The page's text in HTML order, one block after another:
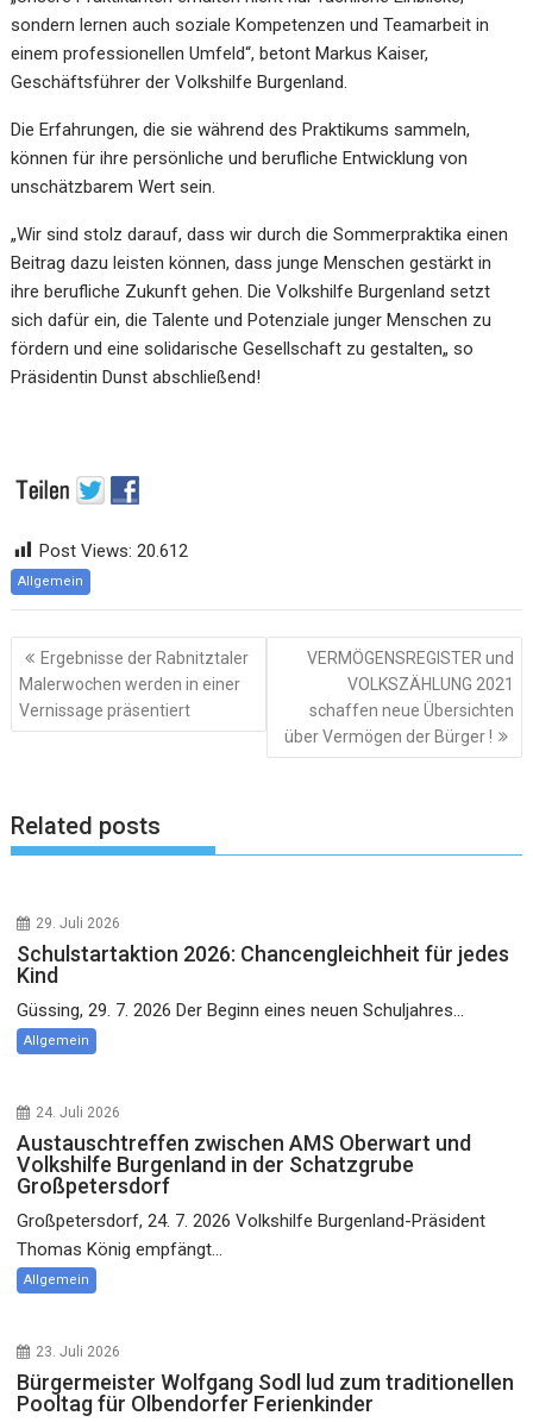
sondern lernen auch sozialeKompetenzen und Teamarbeit in
einem professionellen Umfeld“, betont Markus Kaiser,
Geschäftsführer der Volkshilfe Burgenland.
Die Erfahrungen, die sie während des Praktikums sammeln,
können für ihre persönlicheund berufliche Entwicklung von
unschätzbarem Wert sein.
„Wir sind stolz darauf, dass wir durch die Sommerpraktika einen
Beitrag dazu leistenkönnen, dass junge Menschen gestärkt in
ihre berufliche Zukunft gehen. Die VolkshilfeBurgenland setzt
sich dafür ein, die Talente und Potenziale junger Menschen zu
fördern undeine solidarische Gesellschaft zu gestalten„ so
Präsidentin Dunst abschließend!
Post Views: 20.612
Allgemein
Beitragsnavigation
Ergebnisse der Rabnitztaler
Malerwochen werden in einer
Vernissage präsentiert
VERMÖGENSREGISTER und
VOLKSZÄHLUNG 2021
schaffen neue Übersichten
über Vermögen der Bürger !
Related posts
29. Juli 2026
Schulstartaktion 2026: Chancengleichheit für jedes
Kind
Güssing, 29. 7. 2026 Der Beginn eines neuen Schuljahres...
Allgemein
24. Juli 2026
Austauschtreffen zwischen AMS Oberwart und
Volkshilfe Burgenland in der Schatzgrube
Großpetersdorf
Großpetersdorf, 24. 7. 2026 Volkshilfe Burgenland-Präsident
Thomas König empfängt...
Allgemein
23. Juli 2026
Bürgermeister Wolfgang Sodl lud zum traditionellen
Pooltag für Olbendorfer Ferienkinder